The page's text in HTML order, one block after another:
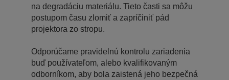
na degradáciu materiálu. Tieto časti sa môžu
postupom času zlomiť a zapríčiniť pád
projektora zo stropu.
Odporúčame pravidelnú kontrolu zariadenia
buď používateľom, alebo kvalifikovaným
odborníkom, aby bola zaistená jeho bezpečná